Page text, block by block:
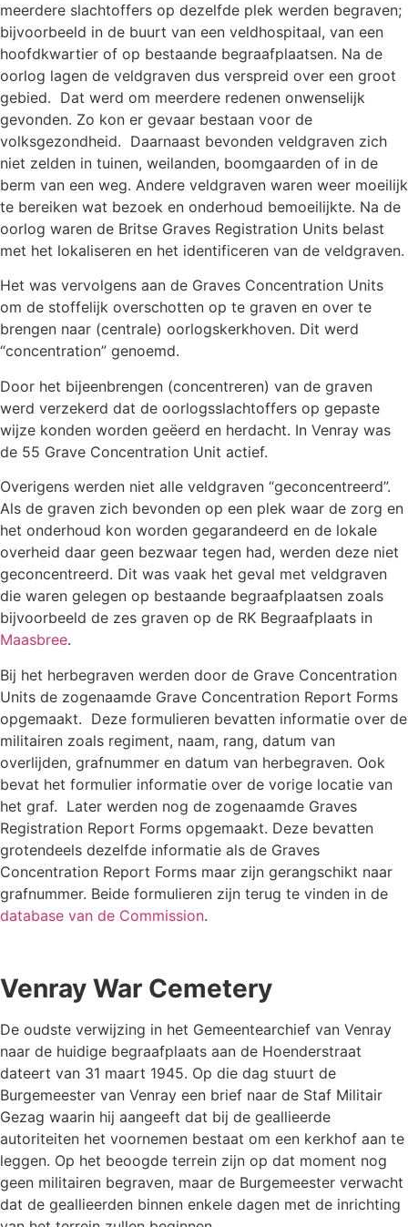
meerdere slachtoffers op dezelfde plek werden begraven;
bijvoorbeeld in de buurt van een veldhospitaal, van een
hoofdkwartier of op bestaande begraafplaatsen. Na de
oorlog lagen de veldgraven dus verspreid over een groot
gebied. Dat werd om meerdere redenen onwenselijk
gevonden. Zo kon er gevaar bestaan voor de
volksgezondheid. Daarnaast bevonden veldgraven zich
niet zelden in tuinen, weilanden, boomgaarden of in de
berm van een weg. Andere veldgraven waren weer moeilijk
te bereiken wat bezoek en onderhoud bemoeilijkte. Na de
oorlog waren de Britse Graves Registration Units belast
met het lokaliseren en het identificeren van de veldgraven.
Het was vervolgens aan de Graves Concentration Units
om de stoffelijk overschotten op te graven en over te
brengen naar (centrale) oorlogskerkhoven. Dit werd
“concentration” genoemd.
Door het bijeenbrengen (concentreren) van de graven
werd verzekerd dat de oorlogsslachtoffers op gepaste
wijze konden worden geëerd en herdacht. In Venray was
de 55 Grave Concentration Unit actief.
Overigens werden niet alle veldgraven “geconcentreerd”.
Als de graven zich bevonden op een plek waar de zorg en
het onderhoud kon worden gegarandeerd en de lokale
overheid daar geen bezwaar tegen had, werden deze niet
geconcentreerd. Dit was vaak het geval met veldgraven
die waren gelegen op bestaande begraafplaatsen zoals
bijvoorbeeld de zes graven op de RK Begraafplaats in
Maasbree.
Bij het herbegraven werden door de Grave Concentration
Units de zogenaamde Grave Concentration Report Forms
opgemaakt. Deze formulieren bevatten informatie over de
militairen zoals regiment, naam, rang, datum van
overlijden, grafnummer en datum van herbegraven. Ook
bevat het formulier informatie over de vorige locatie van
het graf. Later werden nog de zogenaamde Graves
Registration Report Forms opgemaakt. Deze bevatten
grotendeels dezelfde informatie als de Graves
Concentration Report Forms maar zijn gerangschikt naar
grafnummer. Beide formulieren zijn terug te vinden in de
database van de Commission.
Venray War Cemetery
De oudste verwijzing in het Gemeentearchief van Venray
naar de huidige begraafplaats aan de Hoenderstraat
dateert van 31 maart 1945. Op die dag stuurt de
Burgemeester van Venray een brief naar de Staf Militair
Gezag waarin hij aangeeft dat bij de geallieerde
autoriteiten het voornemen bestaat om een kerkhof aan te
leggen. Op het beoogde terrein zijn op dat moment nog
geen militairen begraven, maar de Burgemeester verwacht
dat de geallieerden binnen enkele dagen met de inrichting